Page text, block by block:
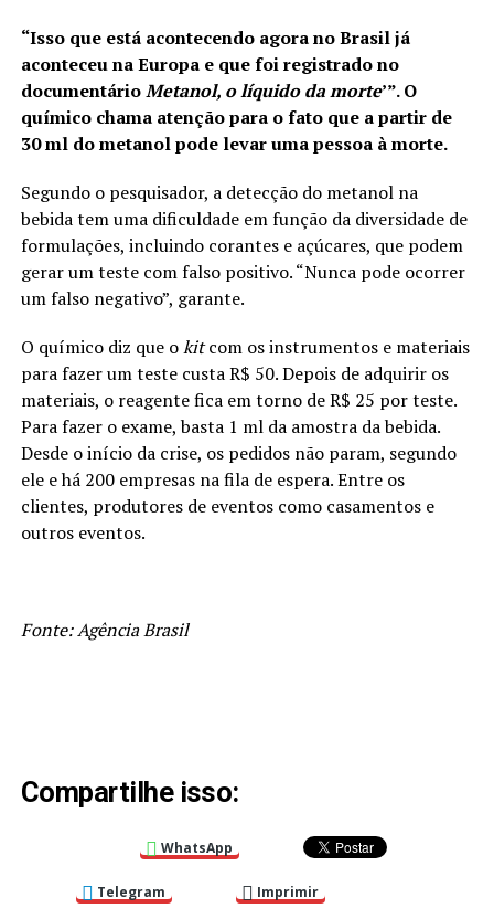
“Isso que está acontecendo agora no Brasil já
aconteceu na Europa e que foi registrado no
documentárioMetanol, o líquido da morte’”. O
químico chama atenção para o fato que a partir de
30 ml do metanol pode levar uma pessoa à morte.
Segundo o pesquisador, a detecção do metanol na
bebida tem uma dificuldade em função da diversidade de
formulações, incluindo corantes e açúcares, que podem
gerar um teste com falso positivo. “Nunca pode ocorrer
um falso negativo”, garante.
O químico diz que okitcom os instrumentos e materiais
para fazer um teste custa R$ 50. Depois de adquirir os
materiais, o reagente fica em torno de R$ 25 por teste.
Para fazer o exame, basta 1 ml da amostra da bebida.
Desde o início da crise, os pedidos não param, segundo
ele e há 200 empresas na fila de espera. Entre os
clientes, produtores de eventos como casamentos e
outros eventos.
Fonte: Agência Brasil
Compartilhe isso:
WhatsApp
Telegram Imprimir